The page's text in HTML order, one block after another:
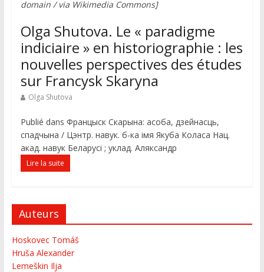
domain / via Wikimedia Commons]
Olga Shutova. Le « paradigme
indiciaire » en historiographie : les
nouvelles perspectives des études
sur Francysk Skaryna
Olga Shutova
Publié dans Францыск Скарына: асоба, дзейнасць,
спадчына / Цэнтр. навук. б-ка імя Якуба Коласа Нац.
акад. навук Беларусі ; уклад. Аляксандр
Lire la suite
Auteurs
Hoskovec Tomáš
Hruša Alexander
Lemeškin Ilja